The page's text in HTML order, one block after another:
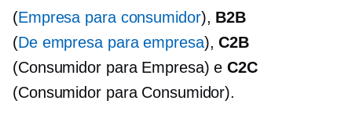
(Empresa para consumidor), B2B
(De empresa para empresa),C2B
(Consumidor para Empresa) eC2C
(Consumidor para Consumidor).